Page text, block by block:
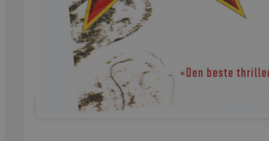
Biografisk
Debatt
Essay
Kritikk
Samfunn
Skjønnlitteratur